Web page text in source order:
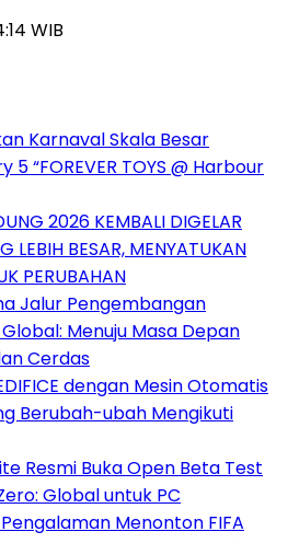
WIB
Karnaval Skala Besar
“FOREVER TOYS @ Harbour
2026 KEMBALI DIGELAR
LEBIH BESAR, MENYATUKAN
PERUBAHAN
Jalur Pengembangan
Menuju Masa Depan
Cerdas
dengan Mesin Otomatis
Berubah-ubah Mengikuti
Resmi Buka Open Beta Test
Global untuk PC
Menonton FIFA